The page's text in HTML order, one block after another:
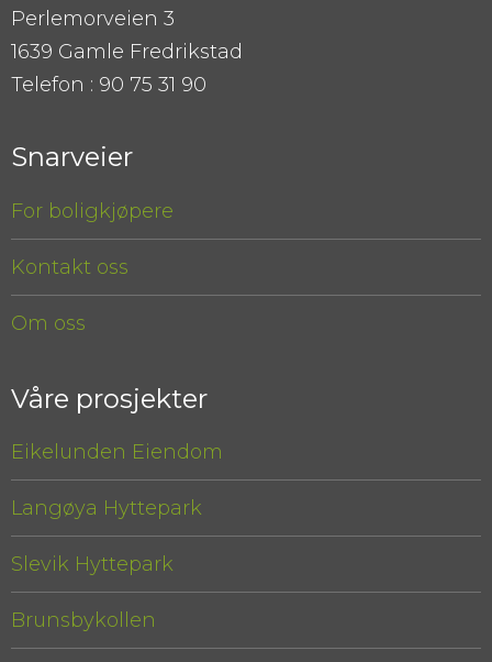
Perlemorveien 3
1639 Gamle Fredrikstad
Telefon : 90 75 31 90
Snarveier
For boligkjøpere
Kontakt oss
Om oss
Våre prosjekter
Eikelunden Eiendom
Langøya Hyttepark
Slevik Hyttepark
Brunsbykollen